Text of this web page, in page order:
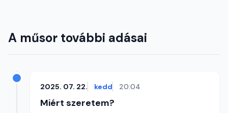
A műsor további adásai
2025. 07. 22. kedd 20:04
Miért szeretem?